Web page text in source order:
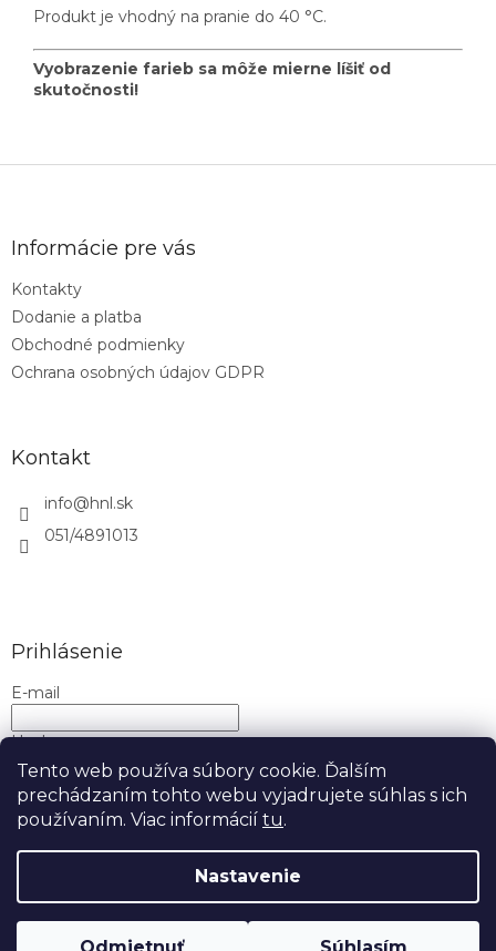
Tento web používa súbory cookie. Ďalším
prechádzaním tohto webu vyjadrujete súhlas s ich
používaním. Viac informácií tu.
Nastavenie
Produkt je vhodný na pranie do 40 °C.
Vyobrazenie farieb sa môže mierne líšiť od
skutočnosti!
Informácie pre vás
Kontakty
Dodanie a platba
Obchodné podmienky
Ochrana osobných údajov GDPR
Kontakt
info@hnl.sk
051/4891013
Prihlásenie
E-mail
Heslo
PRIHLÁSIŤ SA
Nová registrácia Zabudnuté heslo
Copyright 2026H&L. Všetky práva vyhradené.Upraviť
nastavenie cookies